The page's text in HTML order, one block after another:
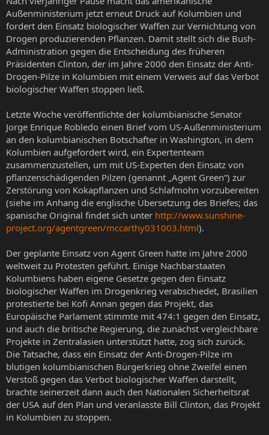
Außenministerium jetzt erneut Druck auf Kolumbien und
fordert den Einsatz biologischer Waffen zur Vernichtung von
Drogen produzierenden Pflanzen. Damit stellt sich die Bush-
Administration gegen die Entscheidung des früheren
Präsidenten Clinton, der im Jahre 2000 den Einsatz der Anti-
Drogen-Pilze in Kolumbien mit einem Verweis auf das Verbot
biologischer Waffen stoppen ließ.
Letzte Woche veröffentlichte der kolumbianische Senator
Jorge Enrique Robledo einen Brief vom US-Außenministerium
an den kolumbianischen Botschafter in Washington, in dem
Kolumbien aufgefordert wird, ein Expertenteam
zusammenzustellen, um mit US-Experten den Einsatz von
pflanzenschädigenden Pilzen (genannt „Agent Green“) zur
Zerstörung von Kokapflanzen und Schlafmohn vorzubereiten
(siehe im Anhang die englische Übersetzung des Briefes; das
spanische Original findet sich unter http://www.sunshine-
project.org/agentgreen/mccarthy031003.html).
Der geplante Einsatz von Agent Green hatte im Jahre 2000
weltweit zu Protesten geführt. Einige Nachbarstaaten
Kolumbiens haben eigene Gesetze gegen den Einsatz
biologischer Waffen im Drogenkrieg verabschiedet, Brasilien
protestierte bei Kofi Annan gegen das Projekt, das
Europäische Parlament stimmte mit 474:1 gegen den Einsatz,
und auch die britische Regierung, die zunächst vergleichbare
Projekte in Zentralasien unterstützt hatte, zog sich zurück.
Die Tatsache, dass ein Einsatz der Anti-Drogen-Pilze im
blutigen kolumbianischen Bürgerkrieg ohne Zweifel einen
Verstoß gegen das Verbot biologischer Waffen darstellt,
brachte seinerzeit dann auch den Nationalen Sicherheitsrat
der USA auf den Plan und veranlasste Bill Clinton, das Projekt
in Kolumbien zu stoppen.